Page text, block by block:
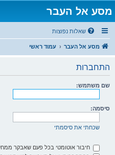
מסע אל העבר
שאלות נפוצות
מסע אל העבר עמוד ראשי
התחברות
שם משתמש:
סיסמה:
שכחתי את סיסמתי
חיבור אוטומטי בכל פעם שאבקר